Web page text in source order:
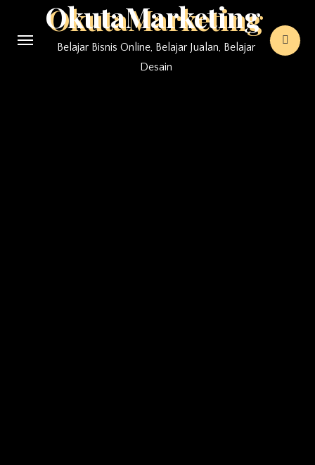
content
OkutaMarketing
Belajar Bisnis Online, Belajar Jualan, Belajar
Desain